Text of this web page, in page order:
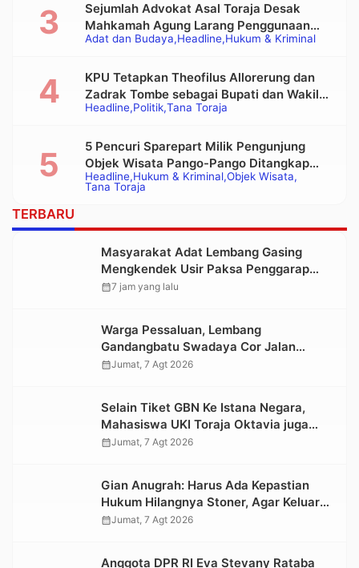
Adat dan Budaya Headline Hukum & Kriminal
Sejumlah Advokat Asal Toraja Desak
Mahkamah Agung Larang Penggunaan
Alat Berat pada Eksekusi Rumah Adat
Headline Politik Tana Toraja
KPU Tetapkan Theofilus Allorerung dan
Zadrak Tombe sebagai Bupati dan Wakil
Bupati Tana Toraja Terpilih
Headline Hukum & Kriminal Objek Wisata
Tana Toraja
5 Pencuri Sparepart Milik Pengunjung
Objek Wisata Pango-Pango Ditangkap
Polisi
TERBARU
Masyarakat Adat Lembang Gasing
Mengkendek Usir Paksa Penggarap
yang Rusak Kawasan Hutan
calendar_month7 jam yang lalu
Warga Pessaluan, Lembang
Gandangbatu Swadaya Cor Jalan
Kabupaten
calendar_monthJumat, 7 Agt 2026
Selain Tiket GBN Ke Istana Negara,
Mahasiswa UKI Toraja Oktavia juga
Lolos ke Pekan Seni Mahasiswa
calendar_monthJumat, 7 Agt 2026
Gian Anugrah: Harus Ada Kepastian
Hukum Hilangnya Stoner, Agar Keluarga
tidak Larut dalam Trauma dan
calendar_monthJumat, 7 Agt 2026
Anggota DPR RI Eva Stevany Rataba